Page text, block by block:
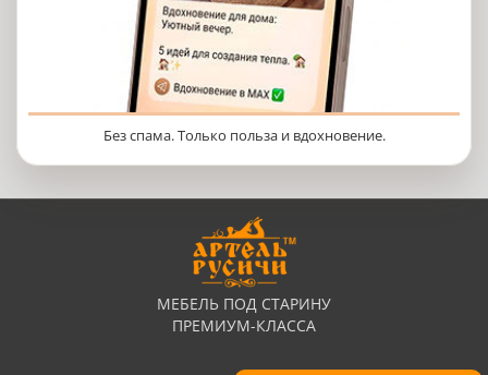
Без спама. Только польза и вдохновение.
МЕБЕЛЬ ПОД СТАРИНУ
ПРЕМИУМ-КЛАССА